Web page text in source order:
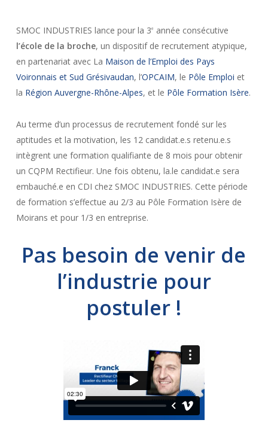
SMOC INDUSTRIES lance pour la 3e
année consécutive
l’école de la broche, un dispositif de recrutement atypique,
en partenariat avec La Maison de l’Emploi des Pays
Voironnais et Sud Grésivaudan, l’OPCAIM, le Pôle Emploi et
la Région Auvergne-Rhône-Alpes, et le Pôle Formation Isère.
Au terme d’un processus de recrutement fondé sur les
aptitudes et la motivation, les 12 candidat.e.s retenu.e.s
intègrent une formation qualifiante de 8 mois pour obtenir
un CQPM Rectifieur. Une fois obtenu, la.le candidat.e sera
embauché.e en CDI chez SMOC INDUSTRIES. Cette période
de formation s’effectue au 2/3 au Pôle Formation Isère de
Moirans et pour 1/3 en entreprise.
Pas besoin de venir de
l’industrie pour
postuler !